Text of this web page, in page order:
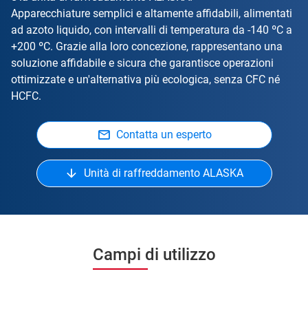
Apparecchiature semplici e altamente affidabili, alimentati
ad azoto liquido, con intervalli di temperatura da -140 ºC a
+200 ºC. Grazie alla loro concezione, rappresentano una
soluzione affidabile e sicura che garantisce operazioni
ottimizzate e un'alternativa più ecologica, senza CFC né
HCFC.
Contatta un esperto
Unità di raffreddamento ALASKA
Campi di utilizzo